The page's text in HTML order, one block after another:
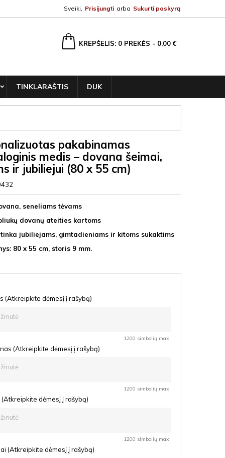
Sveiki, Prisijungti arba Sukurti paskyrą
KREPŠELIS 0 PREKĖS - 0,00 €
TINKLARAŠTIS DUK
pakabinamas
medis – dovana šeimai,
ir jubiliejui (80 x 55 cm)
seneliams tėvams
dovanų ateities kartoms
jubiliejams, gimtadieniams ir kitoms sukaktims
80 x 55 cm, storis 9 mm.
(Atkreipkite dėmesį į rašybą)
1200 simbolių max.
(Atkreipkite dėmesį į rašybą)
1200 simbolių max.
(Atkreipkite dėmesį į rašybą)
1200 simbolių max.
(Atkreipkite dėmesį į rašybą)